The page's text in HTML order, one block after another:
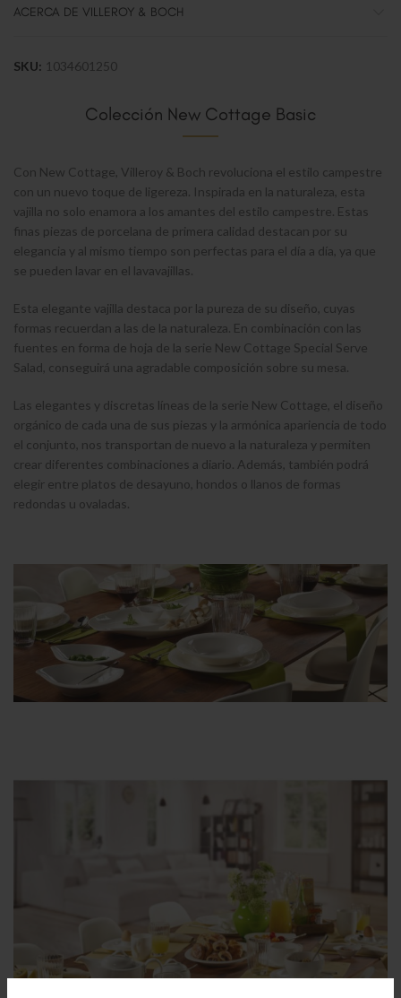
ACERCA DE VILLEROY & BOCH
SKU: 1034601250
Colección New Cottage Basic
Con New Cottage, Villeroy & Boch revoluciona el estilo campestre
con un nuevo toque de ligereza. Inspirada en la naturaleza, esta
vajilla no solo enamora a los amantes del estilo campestre. Estas
finas piezas de porcelana de primera calidad destacan por su
elegancia y al mismo tiempo son perfectas para el día a día, ya que
se pueden lavar en el lavavajillas.
Esta elegante vajilla destaca por la pureza de su diseño, cuyas
formas recuerdan a las de la naturaleza. En combinación con las
fuentes en forma de hoja de la serie New Cottage Special Serve
Salad, conseguirá una agradable composición sobre su mesa.
Las elegantes y discretas líneas de la serie New Cottage, el diseño
orgánico de cada una de sus piezas y la armónica apariencia de todo
el conjunto, nos transportan de nuevo a la naturaleza y permiten
crear diferentes combinaciones a diario. Además, también podrá
elegir entre platos de desayuno, hondos o llanos de formas
redondas u ovaladas.